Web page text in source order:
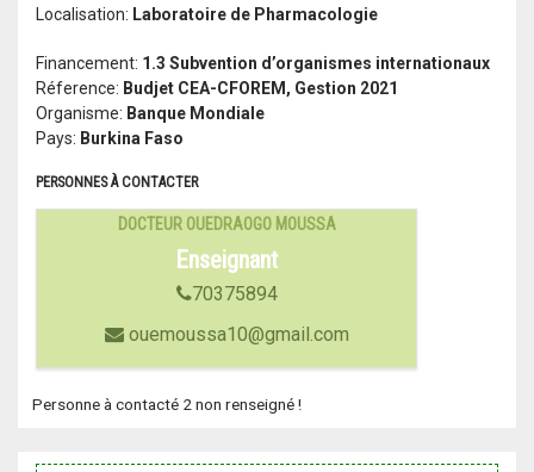
Localisation: Laboratoire de Pharmacologie
Financement: 1.3 Subvention d’organismes internationaux
Réference: Budjet CEA-CFOREM, Gestion 2021
Organisme: Banque Mondiale
Pays: Burkina Faso
PERSONNES À CONTACTER
DOCTEUR OUEDRAOGO MOUSSA
Enseignant
70375894
ouemoussa10@gmail.com
Personne à contacté 2 non renseigné !